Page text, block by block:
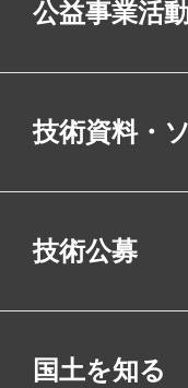
公益事業活
技術資料・
技術公募
国土を知る